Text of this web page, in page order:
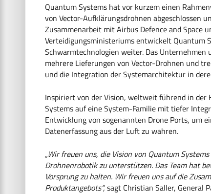
Quantum Systems hat vor kurzem einen
von Vector-Aufklärungsdrohnen abgeschlossen
Zusammenarbeit mit Airbus Defence and Space
Verteidigungsministeriums entwickelt Quantum
Schwarmtechnologien weiter. Das
mehrere Lieferungen von Vector-Drohnen und
und die Integration der Systemarchitektur in
Inspiriert von der Vision, weltweit führend in
Systems auf eine System-Familie mit tiefer
Entwicklung von sogenannten Drone Ports, um
Datenerfassung aus der Luft zu wahren.
„Wir freuen uns, die Vision von Quantum
Drohnenrobotik zu unterstützen. Das Team hat
Vorsprung zu halten. Wir freuen uns auf die
Produktangebots“,sagt Christian Saller, General